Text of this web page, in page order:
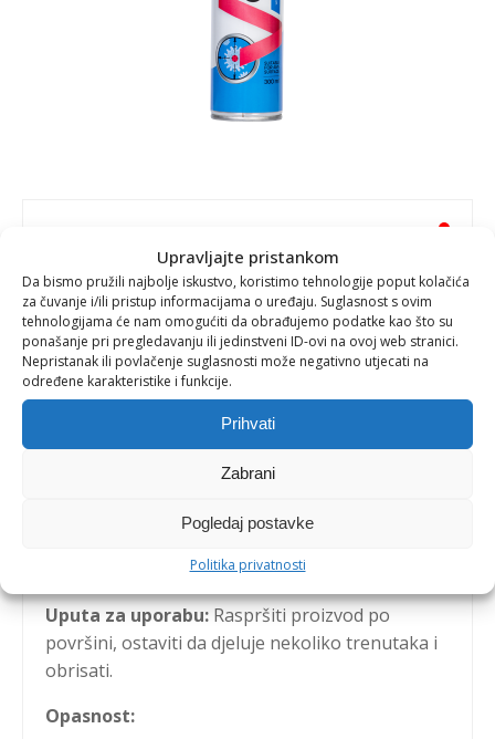
Upravljajte pristankom
Da bismo pružili najbolje iskustvo, koristimo tehnologije poput kolačića
za čuvanje i/ili pristup informacijama o uređaju. Suglasnost s ovim
tehnologijama će nam omogućiti da obrađujemo podatke kao što su
ponašanje pri pregledavanju ili jedinstveni ID-ovi na ovoj web stranici.
Nepristanak ili povlačenje suglasnosti može negativno utjecati na
određene karakteristike i funkcije.
Prihvati
Zabrani
Pogledaj postavke
Politika privatnosti
V Guard Aerosol za površine
300 ml
Alfa Car d.o.o., 3. travnja 58, Donja
: Etanol 70g/100g
Uputa za uporabu: Raspršiti proizvod po
površini, ostaviti da djeluje nekoliko trenutaka i
obrisati.
Opasnost: